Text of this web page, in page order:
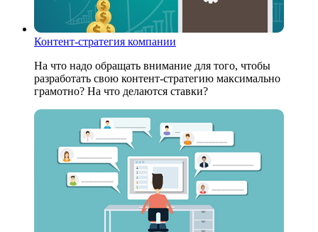
Контент-стратегия компании
На что надо обращать внимание для того, чтобы
разработать свою контент-стратегию максимально
грамотно? На что делаются ставки?